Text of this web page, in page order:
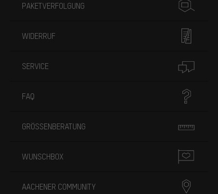
PAKETVERFOLGUNG
WIDERRUF
SERVICE
FAQ
GRÖSSENBERATUNG
WUNSCHBOX
AACHENER COMMUNITY